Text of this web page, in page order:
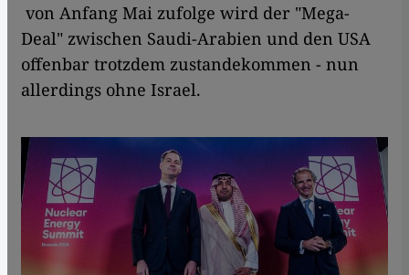
von Anfang Mai zufolge wird der "Mega-
Deal" zwischen Saudi-Arabien und den USA
offenbar trotzdem zustandekommen - nun
allerdings ohne Israel.